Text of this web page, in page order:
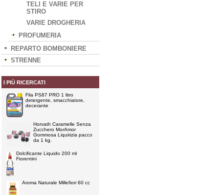
TELI E VARIE PER
STIRO
VARIE DROGHERIA
PROFUMERIA
REPARTO BOMBONIERE
STRENNE
I PIÙ RICERCATI
Fila PS87 PRO 1 litro
detergente, smacchiatore,
decerante
Horvath Caramelle Senza
Zucchero MorAmor
Gommosa Liquirizia pacco
da 1 kg.
Dolcificante Liquido 200 ml
Fiorentini
Aroma Naturale Millefiori 60 cc